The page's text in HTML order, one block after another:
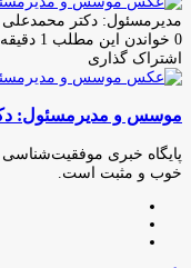
مدیرمسئول: دکتر محمدعلی
0 خواندن این مطلب 1 دقیقه زمان میبرد
اشتراک گذاری
فیس
توئیتر
لینکدین
واتس
تلگرام
اشتراک
از
ایمیل
چاپ
موسس و مدیرمسئول:
پایگاه خبری
خوب و مثبت است.